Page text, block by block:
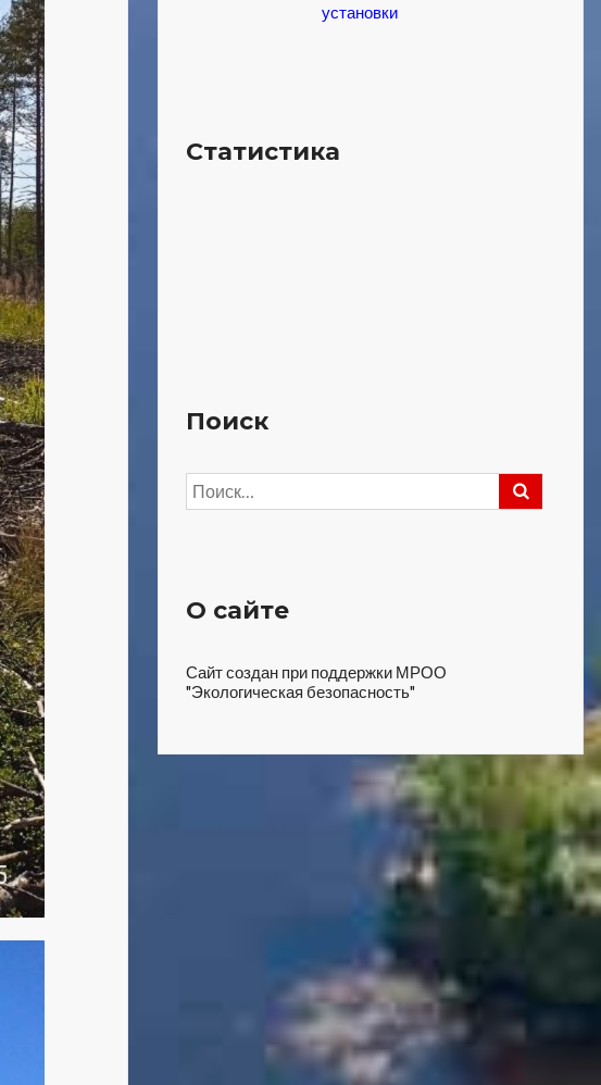
установки
Статистика
Поиск
Найти:
О сайте
Сайт создан при поддержки МРОО
"Экологическая безопасность"